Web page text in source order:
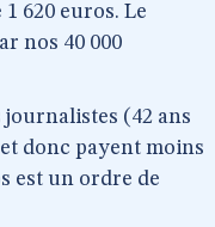
620 euros. Le
nos 40 000
(42 ans
donc payent moins
est un ordre de